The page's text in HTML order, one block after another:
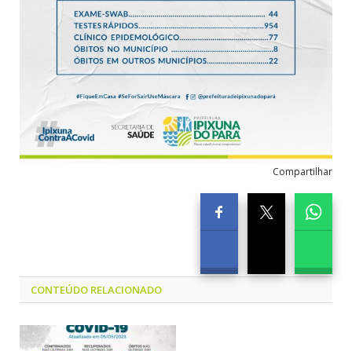
Compartilhar
CONTEÚDO RELACIONADO